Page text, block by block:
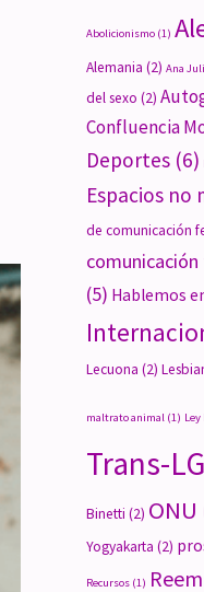
Abolicionismo (1)
Alemania (2) Ana
del sexo (2)
Confluencia
Deportes (6)
Espacios no
de comunicación
(5) Hablemos
Lecuona (2)
maltrato animal (1) Ley
Trans-
Binetti (2) ONU
Yogyakarta (2)
Recursos (1)